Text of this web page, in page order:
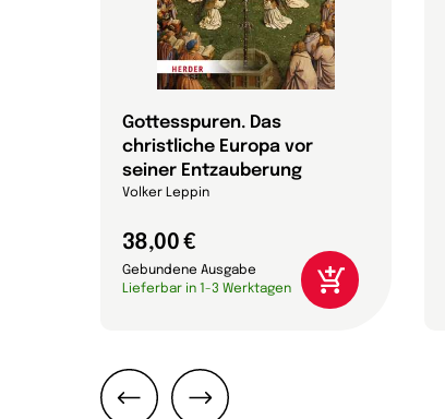
Gottesspuren. Das
christliche Europa vor
seiner Entzauberung
Volker Leppin
38,00 €
Gebundene Ausgabe
Lieferbar in 1-3 Werktagen